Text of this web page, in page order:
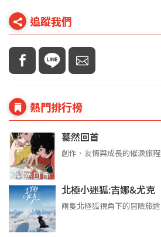
追蹤我們
熱門排行榜
驀然回首
創作、友情與成長的催淚旅程
北極小迷狐:吉娜&尤克
兩隻北極狐視角下的冒險旅途